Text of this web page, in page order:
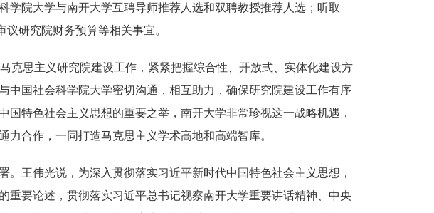
学院大学与南开大学互聘导师推荐人选和双聘教授推荐人选；听取
议研究院财务预算等相关事宜。
克思主义研究院建设工作，紧紧把握综合性、开放式、实体化建设方
中国社会科学院大学密切沟通，相互助力，确保研究院建设工作有序
国特色社会主义思想的重要之举，南开大学非常珍视这一战略机遇，
合作，一同打造马克思主义学术高地和高端智库。
。王伟光说，为深入贯彻落实习近平新时代中国特色社会主义思想，
重要论述，贯彻落实习近平总书记视察南开大学重要讲话精神、中央